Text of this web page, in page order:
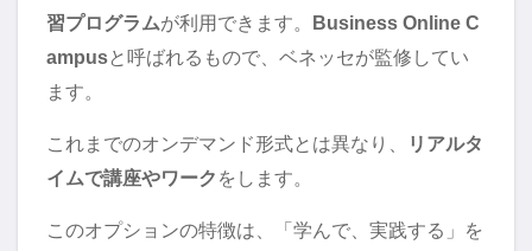
習プログラムが利用できます。 Business Online C
ampusと呼ばれるもので、ベネッセが監修してい
ます。
これまでのオンデマンド形式とは異なり、
リアルタ
イムで講座やワーク をします。
このオプションの特徴は、「学んで、実践する」を